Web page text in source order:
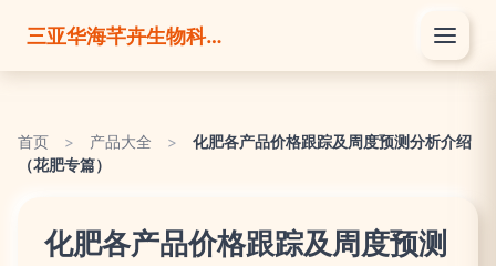
三亚华海芊卉生物科技有限公司
首页 > 产品大全 >
化肥各产品价格跟踪及周度预测分析介绍
（花肥专篇）
化肥各产品价格跟踪及周度预测